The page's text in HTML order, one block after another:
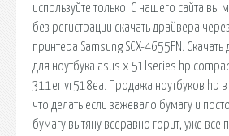
используйте только. С нашего сайта вы
без регистрации скачать драйвера
принтера Samsung SCX-4655FN.
для ноутбука asus x 51lseries hp
311er vr518ea. Продажа ноутбуков hp
что делать если зажевало бумагу и
бумагу вытяну всеравно горит, уже все